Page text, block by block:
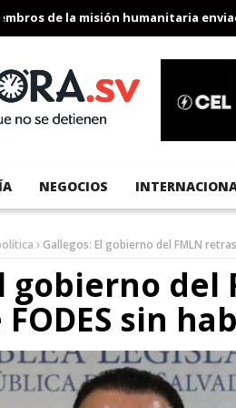
de la misión humanitaria enviada a
NEGOCIOS
Gallegos: El gobierno del FMLN
gobierno del
sin